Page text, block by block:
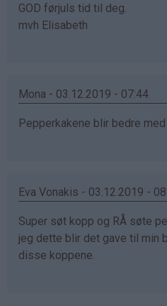
GOD førjuls tid til deg.
mvh Elisabeth
Mona - 03.12.2019 - 07:44
Pepperkakene blir bedre
Eva Vonakis - 03.12.2019 -
Super søt kopp og RÅ søte
jeg dette blir det gave til min
disse koppene.